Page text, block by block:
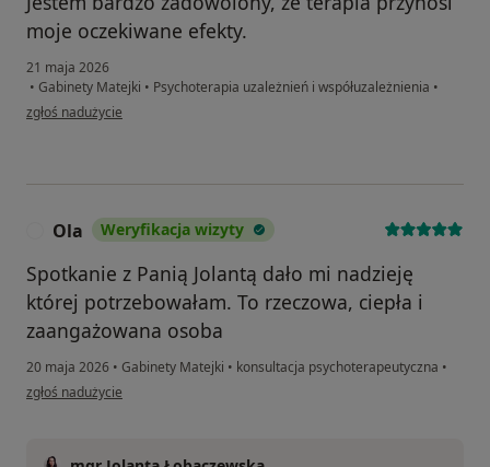
moje oczekiwane efekty.
21 maja 2026
• Gabinety Matejki • Psychoterapia uzależnień i współuzależnienia •
w opinii użytkownika M.m
zgłoś nadużycie
Ola Weryfikacja wizyty
Spotkanie z Panią Jolantą dało mi nadzieję
której potrzebowałam. To rzeczowa, ciepła i
zaangażowana osoba
20 maja 2026 • Gabinety Matejki • konsultacja psychoterapeutyczna •
w opinii użytkownika Ola
zgłoś nadużycie